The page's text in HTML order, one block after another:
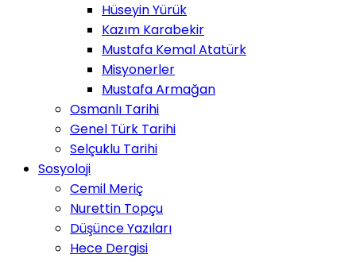
Hüseyin Yürük
Kazım Karabekir
Mustafa Kemal Atatürk
Misyonerler
Mustafa Armağan
Osmanlı Tarihi
Genel Türk Tarihi
Selçuklu Tarihi
Sosyoloji
Cemil Meriç
Nurettin Topçu
Düşünce Yazıları
Hece Dergisi